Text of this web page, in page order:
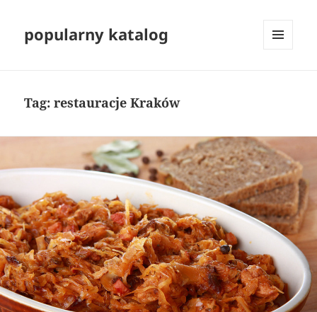
popularny katalog
Tag:restauracje Kraków